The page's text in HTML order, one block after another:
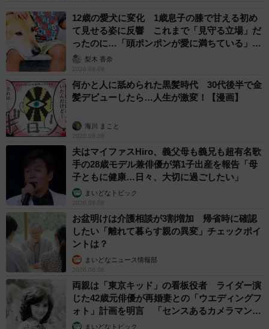
12歳の愛犬に変化 1歳息子の膝で甘える初め
て見せる姿に反響 これまで「見守る立場」だ
ったのに…「頭ポンポンが愛に満ちている」
「尊…」
梨木 香奈
2026.08.08
何かと人に舐められた黒髪時代 30代後半で金
髪デビューしたら…人生が激変！【漫画】
海川 まこと
2026.08.08
夫はマイファスHiro、義父母も義兄も超有名歌
手の28歳モデル兼俳優が第1子出産を報告「母
子ともに健康…日々、大切に過ごしたい」
まいどなトピック
2026.08.08
お盆明けは介護相談が3割増加 帰省時に確認
したい「離れて暮らす親の異変」チェックポイ
ントは？
まいどなニュース情報部
2026.08.08
両親は「東京キッド」の看板役者 ライダー演
じた42歳元俳優が再婚妻との「ウエディングフ
ォト」計画を明言 「センスあるカメラマン求
む」まいどなトピック